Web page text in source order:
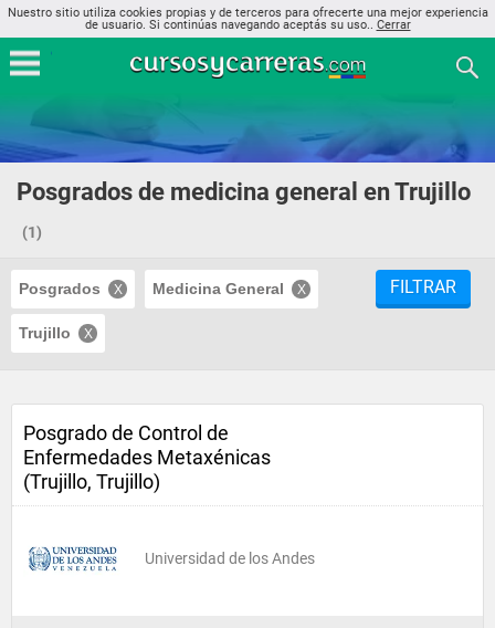
Nuestro sitio utiliza cookies propias y de terceros para ofrecerte una mejor experiencia
de usuario. Si continúas navegando aceptás su uso.. Cerrar
Posgrados de medicina general en Trujillo
(1)
Posgrados Medicina General
Trujillo
FILTRAR
Posgrado de Control de
Enfermedades Metaxénicas
(Trujillo, Trujillo)
Universidad de los Andes